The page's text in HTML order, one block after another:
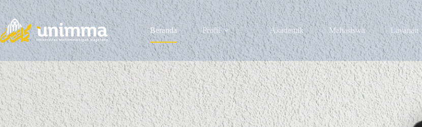
Beranda Profil Akademik Mahasiswa Layanan